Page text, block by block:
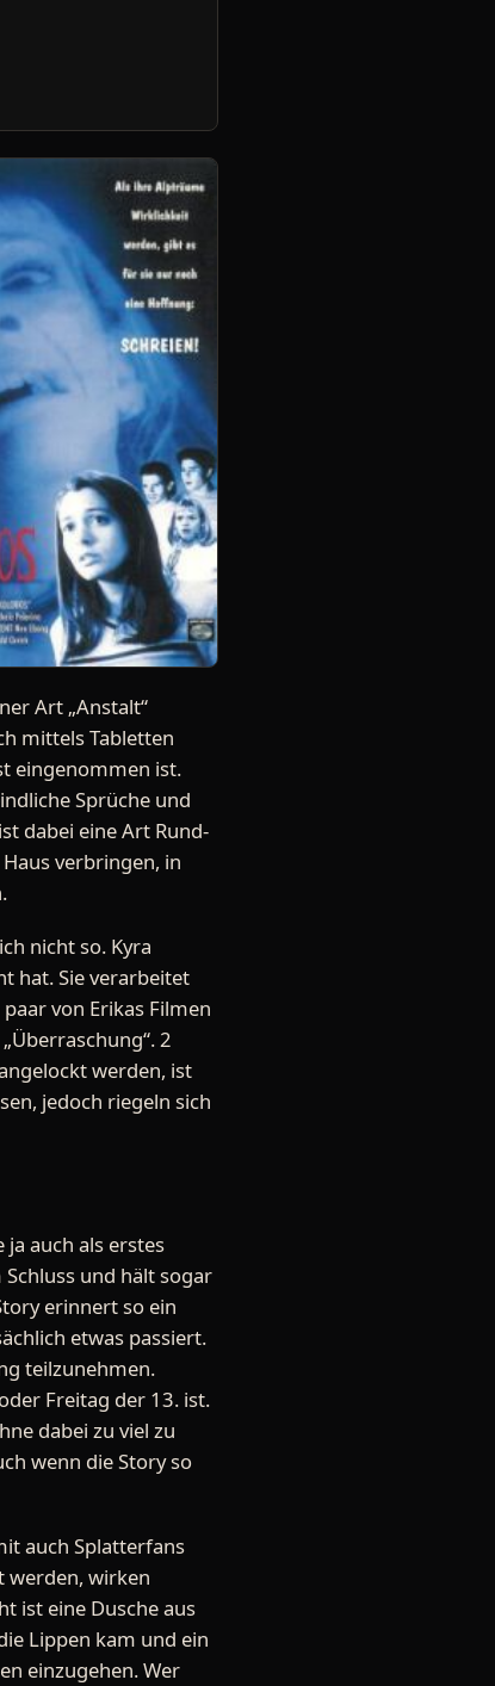
Art „Anstalt“
mittels Tabletten
eingenommen ist.
Sprüche und
dabei eine Art Rund-
verbringen, in
nicht so. Kyra
hat. Sie verarbeitet
von Erikas Filmen
2
werden, ist
jedoch riegeln sich
auch als erstes
und hält sogar
erinnert so ein
etwas passiert.
teilzunehmen.
Freitag der 13. ist.
dabei zu viel zu
wenn die Story so
auch Splatterfans
werden, wirken
ist eine Dusche aus
Lippen kam und ein
einzugehen. Wer